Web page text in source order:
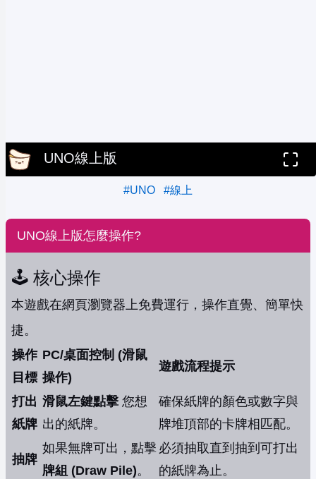
UNO線上版
#UNO #線上
UNO線上版怎麼操作?
🕹️ 核心操作
本遊戲在網頁瀏覽器上免費運行，操作直覺、簡單快
捷。
操作
目標
PC/桌面控制 (滑鼠
操作)
遊戲流程提示
打出
紙牌
滑鼠左鍵點擊 您想
出的紙牌。
確保紙牌的顏色或數字與
牌堆頂部的卡牌相匹配。
抽牌
如果無牌可出，點擊
牌組 (Draw Pile)。
必須抽取直到抽到可打出
的紙牌為止。